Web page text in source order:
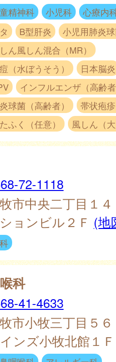
精神科 小児科 心療内
B型肝炎
小児用肺炎
ん風しん混合（MR）
（水ぼうそう）
日本脳炎
インフルエンザ（高齢
球菌（高齢者）
帯状疱
ふく（任意）
風しん（
72-1118
市中央二丁目１
ョンビル２Ｆ (地
科
41-4633
市小牧三丁目５
ンズ小牧北館１